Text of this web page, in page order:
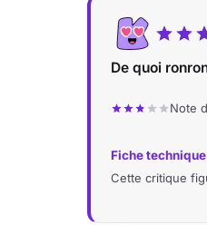
De quoi
Note
Fiche
Cette critique